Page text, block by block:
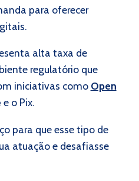
para oferecer
alta taxa de
regulatório que
iniciativas como Open
e o Pix.
para que esse tipo de
atuação e desafiasse